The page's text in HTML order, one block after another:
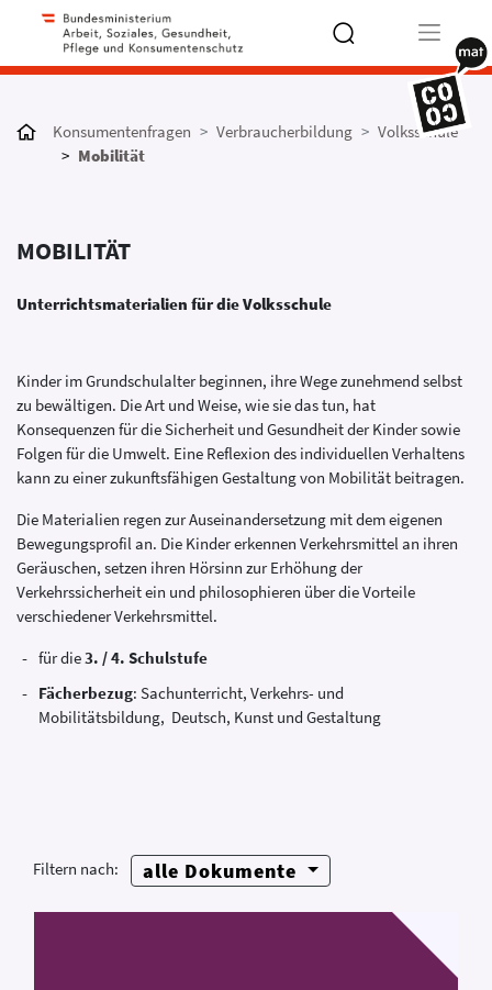
more
Konsumentenfragen Verbraucherbildung
Volksschule
Mobilität
MOBILITÄT
Unterrichtsmaterialien für die Volksschule
Kinder im Grundschulalter beginnen, ihre Wege zunehmend selbst
zu bewältigen. Die Art und Weise, wie sie das tun, hat
Konsequenzen für die Sicherheit und Gesundheit der Kinder sowie
Folgen für die Umwelt. Eine Reflexion des individuellen Verhaltens
kann zu einer zukunftsfähigen Gestaltung von Mobilität beitragen.
Die Materialien regen zur Auseinandersetzung mit dem eigenen
Bewegungsprofil an. Die Kinder erkennen Verkehrsmittel an ihren
Geräuschen, setzen ihren Hörsinn zur Erhöhung der
Verkehrssicherheit ein und philosophieren über die Vorteile
verschiedener Verkehrsmittel.
für die3. / 4. Schulstufe
Fächerbezug: Sachunterricht, Verkehrs- und
Mobilitätsbildung, Deutsch, Kunst und Gestaltung
Filtern nach: alle Dokumente